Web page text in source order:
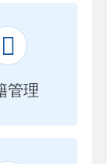

管理